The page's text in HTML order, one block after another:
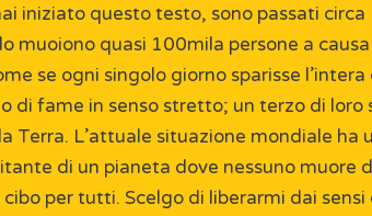
iniziato questo testo, sono passati circa
muoiono quasi 100mila persone a
se ogni singolo giorno sparisse
di fame in senso stretto; un terzo di
Terra. L’attuale situazione mondiale
di un pianeta dove nessuno
cibo per tutti. Scelgo di liberarmi dai